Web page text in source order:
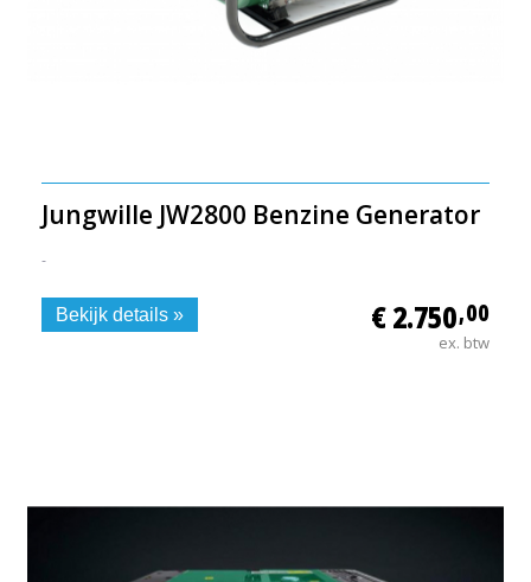
Jungwille JW2800 Benzine Generator
-
€ 2.750,00
ex. btw
Bekijk details »